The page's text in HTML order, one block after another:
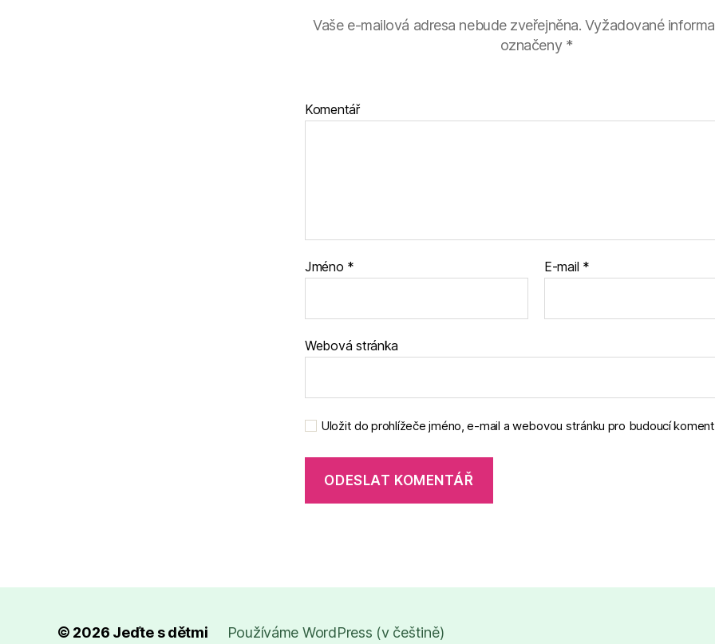
Vaše e-mailová adresa nebude zveřejněna. Vyžadované
označeny *
Komentář
Jméno * E-mail *
Webová stránka
Uložit do prohlížeče jméno, e-mail a webovou stránku pro budoucí
© 2026 Jeďte s dětmi Používáme WordPress (v češtině)